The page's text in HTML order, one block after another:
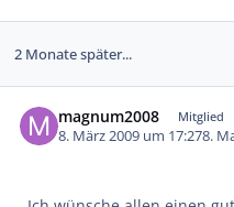
2 Monate später...
magnum2008 Mitglied
8. März 2009 um 17:278.